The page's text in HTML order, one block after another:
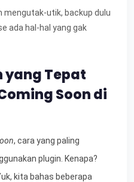
mengutak-utik, backup dulu
ada hal-hal yang gak
yang Tepat
Soon di
, cara yang paling
plugin. Kenapa?
kita bahas beberapa